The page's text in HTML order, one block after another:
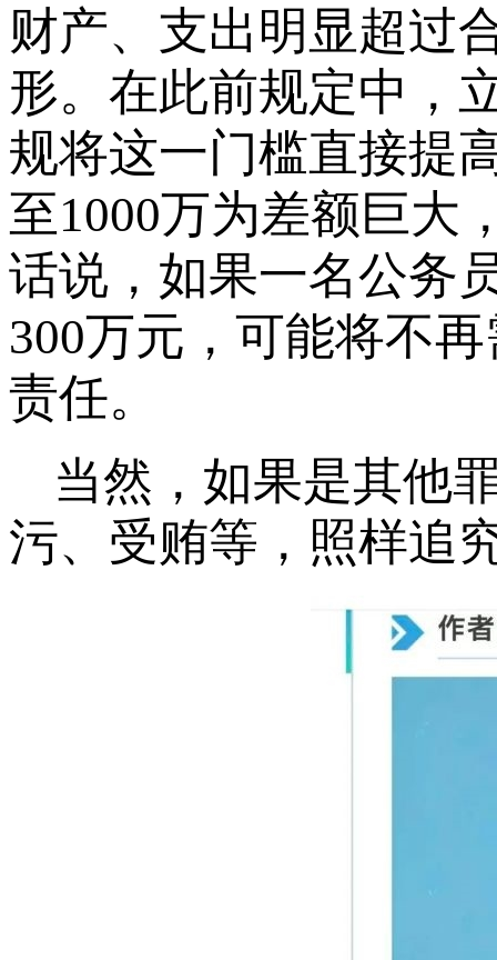
财产、支出明显超过
形。在此前规定中，
规将这一门槛直接提
至1000万为差额巨大
话说，如果一名公务
300万元，可能将不
责任。
当然，如果是其他
污、受贿等，照样追